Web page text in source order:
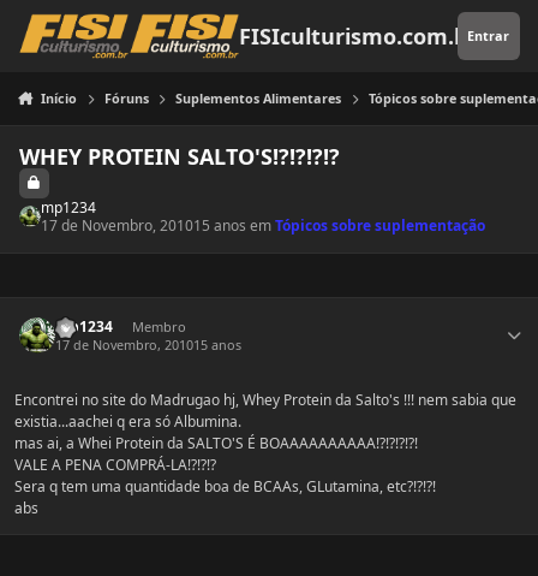
Pular para o conteúdo
FISIculturismo.com.brEntrar
Início Fóruns Suplementos Alimentares Tópicos sobre
WHEY PROTEIN SALTO'S!?!?!?!?
mp1234
17 de Novembro, 201015 anos emTópicos sobre suplementação
mp1234
Membro
17 de Novembro, 201015 anos
Encontrei no site do Madrugao hj, Whey Protein da Salto's !!! nem sabia que
existia...aachei q era só Albumina.
mas ai, a Whei Protein da SALTO'S É BOAAAAAAAAAA!?!?!?!?!
VALE A PENA COMPRÁ-LA!?!?!?
Sera q tem uma quantidade boa de BCAAs, GLutamina, etc?!?!?!
abs